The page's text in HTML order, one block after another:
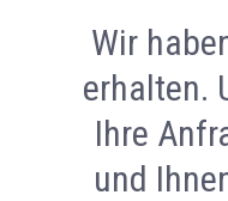
Wir
erhalten.
Ihre
und